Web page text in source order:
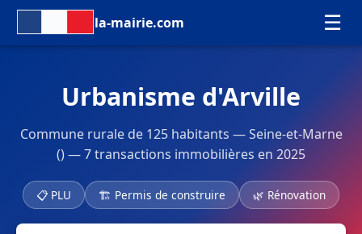
la-mairie.com ☰
Urbanisme d'Arville
Commune rurale de 125 habitants — Seine-et-Marne
() — 7 transactions immobilières en 2025
📋 PLU 🏗 Permis de construire 🌿 Rénovation